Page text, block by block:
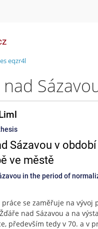
eqzr4l
Sázavou v
ve městě
in the period of
práce se zaměřuje na vývoj
nad Sázavou a na
především tedy v 70. a v